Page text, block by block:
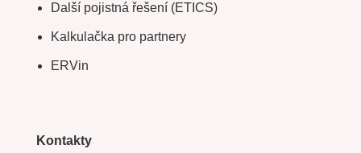
Další pojistná řešení (ETICS)
Kalkulačka pro partnery
ERVin
Kontakty